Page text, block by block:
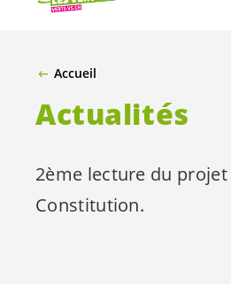
Accueil
Actualités
2ème lecture du projet
Constitution.